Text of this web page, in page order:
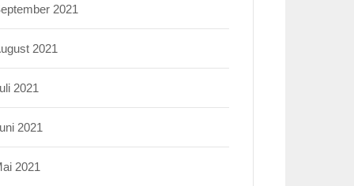
2021
2021
2021
2021
2021